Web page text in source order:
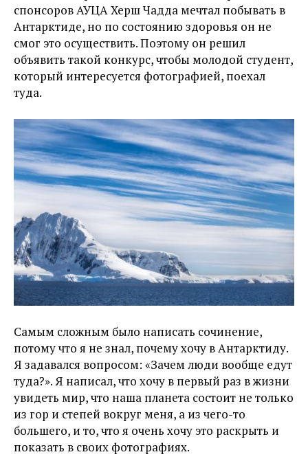
спонсоров АУЦА Херш Чадда мечтал побывать в
Антарктиде, но по состоянию здоровья он не
смог это осуществить. Поэтому он решил
объявить такой конкурс, чтобы молодой студент,
который интересуется фотографией, поехал
туда.
Самым сложным было написать сочинение,
потому что я не знал, почему хочу в Антарктиду.
Я задавался вопросом: «Зачем люди вообще едут
туда?». Я написал, что хочу в первый раз в жизни
увидеть мир, что наша планета состоит не только
из гор и степей вокруг меня, а из чего-то
большего, и то, что я очень хочу это раскрыть и
показать в своих фотографиях.